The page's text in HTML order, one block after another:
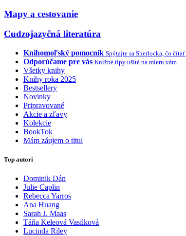
Mapy a cestovanie
Cudzojazyčná literatúra
Knihomoľský pomocník Spýtajte sa Sherlocka, čo čítať
Odporúčame pre vás Knižné tipy ušité na mieru vám
Všetky knihy
Knihy roka 2025
Bestsellery
Novinky
Pripravované
Akcie a zľavy
Kolekcie
BookTok
Mám záujem o titul
Top autori
Dominik Dán
Julie Caplin
Rebecca Yarros
Ana Huang
Sarah J. Maas
Táňa Keleová Vasilková
Lucinda Riley